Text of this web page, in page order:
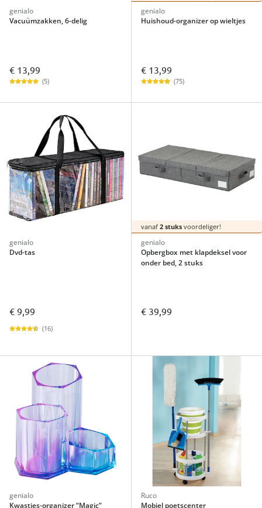
genialo
Vacuümzakken, 6-delig
€ 13,99
(5)
genialo
Huishoud-organizer op wieltjes
€ 13,99
(75)
genialo
Dvd-tas
€ 9,99
(16)
vanaf 2 stuksvoordeliger!
genialo
Opbergbox met klapdeksel voor
onder bed, 2 stuks
€ 39,99
genialo
Kwastjes-organizer “Magic”
Ruco
Mobiel poetscenter